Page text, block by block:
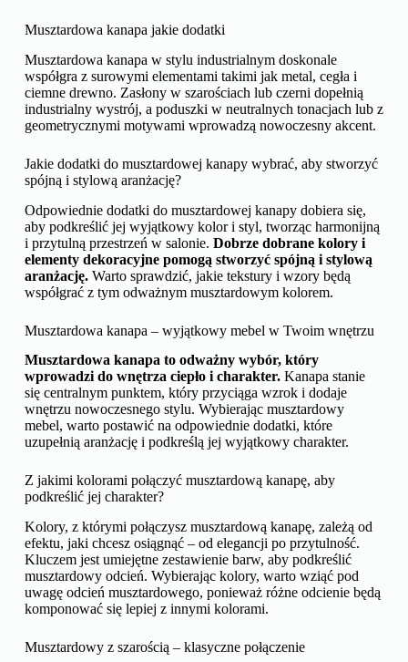
Musztardowa kanapa jakie dodatki
Musztardowa kanapa w stylu industrialnym doskonale
współgra z surowymi elementami takimi jak metal, cegła i
ciemne drewno. Zasłony w szarościach lub czerni dopełnią
industrialny wystrój, a poduszki w neutralnych tonacjach lub z
geometrycznymi motywami wprowadzą nowoczesny akcent.
Jakie dodatki do musztardowej kanapy wybrać, aby stworzyć
spójną i stylową aranżację?
Odpowiednie dodatki do musztardowej kanapy dobiera się,
aby podkreślić jej wyjątkowy kolor i styl, tworząc harmonijną
i przytulną przestrzeń w salonie. Dobrze dobrane kolory i
elementy dekoracyjne pomogą stworzyć spójną i stylową
aranżację.Warto sprawdzić, jakie tekstury i wzory będą
współgrać z tym odważnym musztardowym kolorem.
Musztardowa kanapa – wyjątkowy mebel w Twoim wnętrzu
Musztardowa kanapa to odważny wybór, który
wprowadzi do wnętrza ciepło i charakter.Kanapa stanie
się centralnym punktem, który przyciąga wzrok i dodaje
wnętrzu nowoczesnego stylu. Wybierając musztardowy
mebel, warto postawić na odpowiednie dodatki, które
uzupełnią aranżację i podkreślą jej wyjątkowy charakter.
Z jakimi kolorami połączyć musztardową kanapę, aby
podkreślić jej charakter?
Kolory, z którymi połączysz musztardową kanapę, zależą od
efektu, jaki chcesz osiągnąć – od elegancji po przytulność.
Kluczem jest umiejętne zestawienie barw, aby podkreślić
musztardowy odcień. Wybierając kolory, warto wziąć pod
uwagę odcień musztardowego, ponieważ różne odcienie będą
komponować się lepiej z innymi kolorami.
Musztardowy z szarością – klasyczne połączenie